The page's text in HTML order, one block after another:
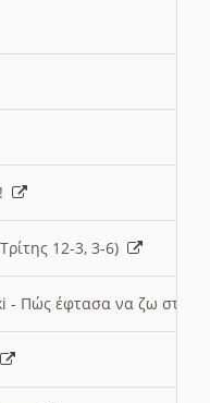
12-3, 3-6)
- Πώς έφτασα να ζω στην